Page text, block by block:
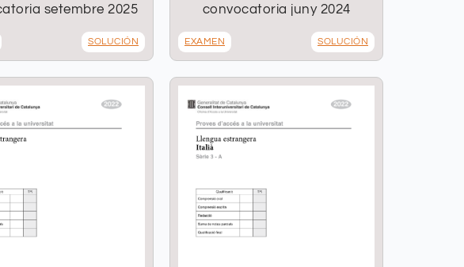
setembre 2025
SOLUCIÓN
convocatoria juny 2024
EXAMEN SOLUCIÓN